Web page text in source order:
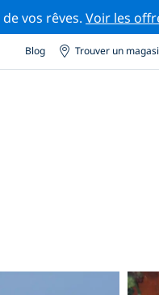
vos rêves. Voir les
Blog Trouver un